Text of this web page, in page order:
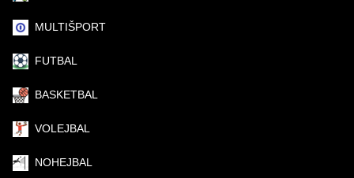
MULTIŠPORT
FUTBAL
BASKETBAL
VOLEJBAL
NOHEJBAL